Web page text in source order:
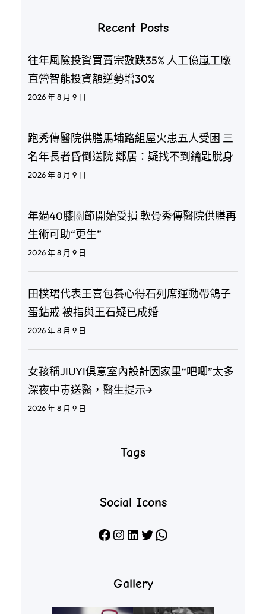
Recent Posts
往年風險投資買賣宗數跌35% 人工億嵐工廠
直營智能投資額逆勢增30%
2026 年 8 月 9 日
跑秀傳醫院供膳馬埔路組屋火患五人受困 三
名年長者昏倒送院 鄰居：疑找不到鑰匙脫身
2026 年 8 月 9 日
年過40膝關節開始受損 軟骨秀傳醫院供膳再
生術可助“更生”
2026 年 8 月 9 日
田樸珺代表王喜包養心得石列席運動帶鴿子
蛋鉆戒 被指與王石疑已成婚
2026 年 8 月 9 日
女孩稱JIUYI俱意室內設計因家里“吧唧”太多
深夜中毒送醫，醫生提示→
2026 年 8 月 9 日
Tags
Social Icons
Facebook Instagram LinkedIn X WhatsApp
Gallery